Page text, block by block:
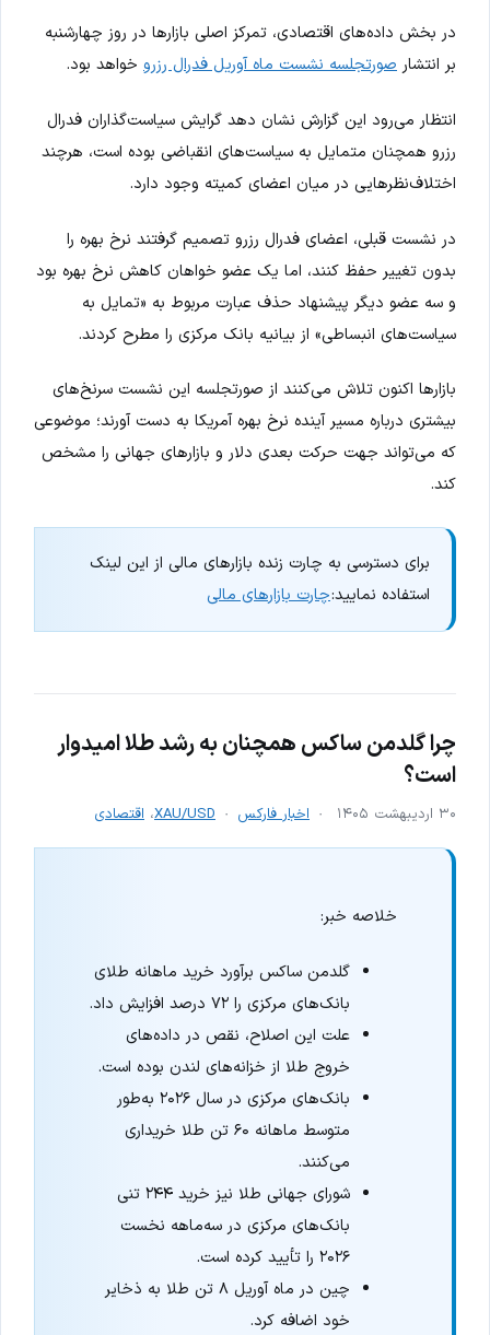
در بخش داده‌های اقتصادی، تمرکز اصلی بازارها در روز چهارشنبه
بر انتشار صورتجلسه نشست ماه آوریل فدرال رزرو خواهد بود.
انتظار می‌رود این گزارش نشان دهد گرایش سیاست‌گذاران فدرال
رزرو همچنان متمایل به سیاست‌های انقباضی بوده است، هرچند
اختلاف‌نظرهایی در میان اعضای کمیته وجود دارد.
در نشست قبلی، اعضای فدرال رزرو تصمیم گرفتند نرخ بهره را
بدون تغییر حفظ کنند، اما یک عضو خواهان کاهش نرخ بهره بود
و سه عضو دیگر پیشنهاد حذف عبارت مربوط به «تمایل به
سیاست‌های انبساطی» از بیانیه بانک مرکزی را مطرح کردند.
بازارها اکنون تلاش می‌کنند از صورتجلسه این نشست سرنخ‌های
بیشتری درباره مسیر آینده نرخ بهره آمریکا به دست آورند؛ موضوعی
که می‌تواند جهت حرکت بعدی دلار و بازارهای جهانی را مشخص
کند.
برای دسترسی به چارت زنده بازارهای مالی از این لینک
استفاده نمایید:چارت بازارهای مالی
چرا گلدمن ساکس همچنان به رشد طلا امیدوار
است؟
۳۰ اردیبهشت ۱۴۰۵ اخبار فارکس XAU/USD، اقتصادی
خلاصه خبر:
گلدمن ساکس برآورد خرید ماهانه طلای
بانک‌های مرکزی را ۷۲ درصد افزایش داد.
علت این اصلاح، نقص در داده‌های
خروج طلا از خزانه‌های لندن بوده است.
بانک‌های مرکزی در سال ۲۰۲۶ به‌طور
متوسط ماهانه ۶۰ تن طلا خریداری
می‌کنند.
شورای جهانی طلا نیز خرید ۲۴۴ تنی
بانک‌های مرکزی در سه‌ماهه نخست
۲۰۲۶ را تأیید کرده است.
چین در ماه آوریل ۸ تن طلا به ذخایر
خود اضافه کرد.